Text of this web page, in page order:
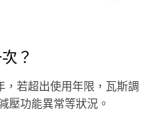
？
，若超出使用年限，瓦斯調
壓功能異常等狀況。